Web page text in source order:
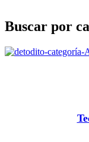
Buscar por